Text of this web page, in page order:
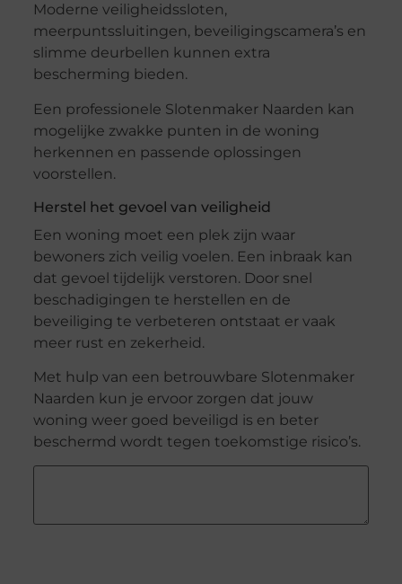
Moderne veiligheidssloten,
meerpuntssluitingen, beveiligingscamera’s en
slimme deurbellen kunnen extra
bescherming bieden.
Een professionele Slotenmaker Naarden kan
mogelijke zwakke punten in de woning
herkennen en passende oplossingen
voorstellen.
Herstel het gevoel van veiligheid
Een woning moet een plek zijn waar
bewoners zich veilig voelen. Een inbraak kan
dat gevoel tijdelijk verstoren. Door snel
beschadigingen te herstellen en de
beveiliging te verbeteren ontstaat er vaak
meer rust en zekerheid.
Met hulp van een betrouwbare Slotenmaker
Naarden kun je ervoor zorgen dat jouw
woning weer goed beveiligd is en beter
beschermd wordt tegen toekomstige risico’s.